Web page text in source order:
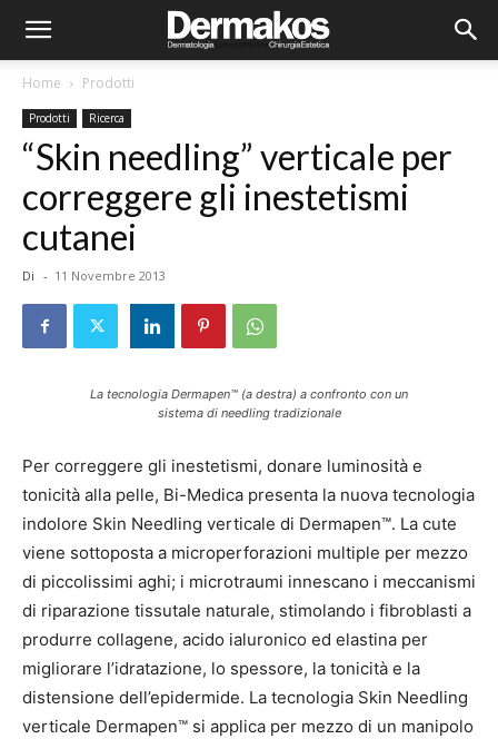
Home Prodotti
Prodotti Ricerca
“Skin needling” verticale per
correggere gli inestetismi
cutanei
Di - 11 Novembre 2013
La tecnologia Dermapen™ (a destra) a confronto con un
sistema di needling tradizionale
Per correggere gli inestetismi, donare luminosità e
tonicità alla pelle, Bi-Medica presenta la nuova tecnologia
indolore Skin Needling verticale di Dermapen™. La cute
viene sottoposta a microperforazioni multiple per mezzo
di piccolissimi aghi; i microtraumi innescano i meccanismi
di riparazione tissutale naturale, stimolando i fibroblasti a
produrre collagene, acido ialuronico ed elastina per
migliorare l’idratazione, lo spessore, la tonicità e la
distensione dell’epidermide. La tecnologia Skin Needling
verticale Dermapen™ si applica per mezzo di un manipolo